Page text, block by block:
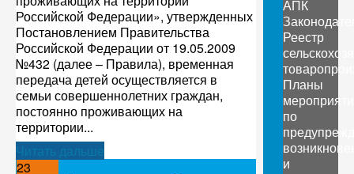
Российской Федерации», утвержденных
Постановлением Правительства
Российской Федерации от 19.05.2009
№432 (далее – Правила), временная
передача детей осуществляется в
семьи совершеннолетних граждан,
постоянно проживающих на
территории...
Читать дальше
23
АПК
Реестр
Планы
по
и